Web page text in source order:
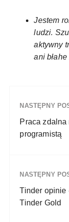
Jestem
ludzi.
aktywny
ani
NASTĘPNY
Praca
programistą
NASTĘPNY
Tinder opinie
Tinder Gold